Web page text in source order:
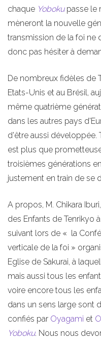
chaque Yobokupasse le
mèneront la nouvelle
transmission de la foi ne
donc pas hésiter à
De nombreux fidèles de
Etats-Unis et au Brésil,
même quatrième
dans les autres pays
d'être aussi développée.
est plus que
troisièmes générations
justement en train de se
A propos, M. Chikara
des Enfants de Tenrikyo
suivant lors de « la
verticale de la foi »
Eglise de Sakurai, à
mais aussi tous les
voire encore tous les
dans un sens large sont
confiés par Oyagami et
Yoboku. Nous nous